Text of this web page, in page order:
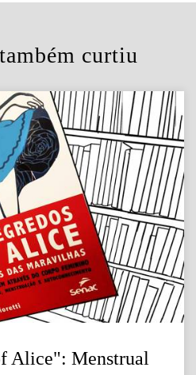
curtiu
Alice": Menstrual